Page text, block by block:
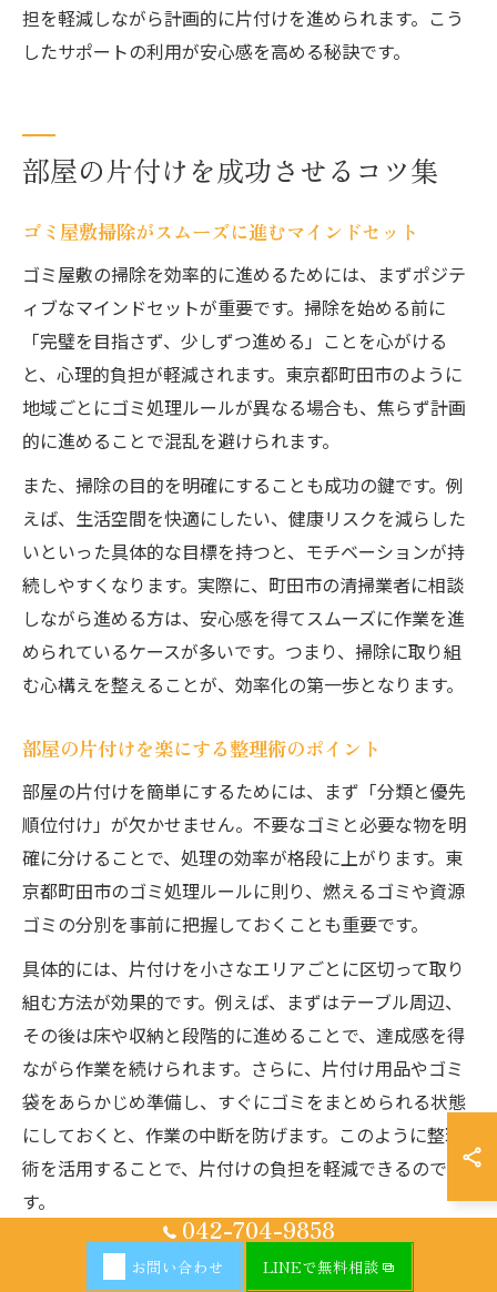
担を軽減しながら計画的に片付けを進められます。こう
したサポートの利用が安心感を高める秘訣です。
部屋の片付けを成功させるコツ集
ゴミ屋敷掃除がスムーズに進むマインドセット
ゴミ屋敷の掃除を効率的に進めるためには、まずポジテ
ィブなマインドセットが重要です。掃除を始める前に
「完璧を目指さず、少しずつ進める」ことを心がける
と、心理的負担が軽減されます。東京都町田市のように
地域ごとにゴミ処理ルールが異なる場合も、焦らず計画
的に進めることで混乱を避けられます。
また、掃除の目的を明確にすることも成功の鍵です。例
えば、生活空間を快適にしたい、健康リスクを減らした
いといった具体的な目標を持つと、モチベーションが持
続しやすくなります。実際に、町田市の清掃業者に相談
しながら進める方は、安心感を得てスムーズに作業を進
められているケースが多いです。つまり、掃除に取り組
む心構えを整えることが、効率化の第一歩となります。
部屋の片付けを楽にする整理術のポイント
部屋の片付けを簡単にするためには、まず「分類と優先
順位付け」が欠かせません。不要なゴミと必要な物を明
確に分けることで、処理の効率が格段に上がります。東
京都町田市のゴミ処理ルールに則り、燃えるゴミや資源
ゴミの分別を事前に把握しておくことも重要です。
具体的には、片付けを小さなエリアごとに区切って取り
組む方法が効果的です。例えば、まずはテーブル周辺、
その後は床や収納と段階的に進めることで、達成感を得
ながら作業を続けられます。さらに、片付け用品やゴミ
袋をあらかじめ準備し、すぐにゴミをまとめられる状態
にしておくと、作業の中断を防げます。このように整理
術を活用することで、片付けの負担を軽減できるので
す。
ごみ部屋を快適空間に変えるアイデア集
042-704-9858
お問い合わせ LINEで無料相談